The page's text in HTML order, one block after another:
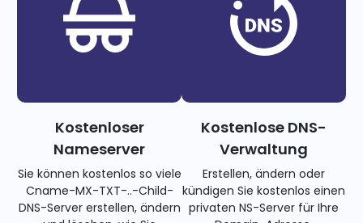
Kostenloser
Nameserver
Sie können kostenlos so viele
Cname-MX-TXT-..-Child-
DNS-Server erstellen, ändern
Kostenlose DNS-
Verwaltung
Erstellen, ändern oder
kündigen Sie kostenlos einen
privaten NS-Server für Ihre